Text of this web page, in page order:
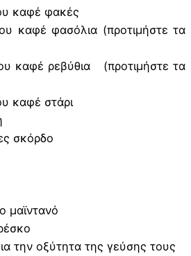
καφέ φακές
καφέ φασόλια (προτιμήστε τα
καφέ ρεβύθια (προτιμήστε τα
καφέ στάρι
σκόρδο
μαϊντανό
την οξύτητα της γεύσης τους